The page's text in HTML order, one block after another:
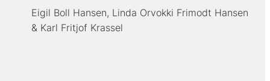
Eigil Boll Hansen Linda Orvokki Frimodt Hansen
Karl Fritjof Krassel